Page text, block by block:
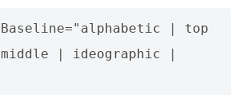
| top
| ideographic |